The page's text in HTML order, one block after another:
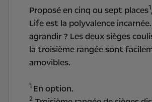
Proposé en cinq ou sept places1
Life est la polyvalence
agrandir ? Les deux sièges
la troisième rangée sont
amovibles.
1 En option.
2